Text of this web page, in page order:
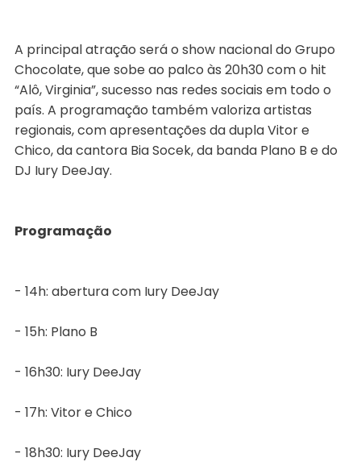
A principal atração será o show nacional do Grupo
Chocolate, que sobe ao palco às 20h30 com o hit
“Alô, Virginia”, sucesso nas redes sociais em todo o
país. A programação também valoriza artistas
regionais, com apresentações da dupla Vitor e
Chico, da cantora Bia Socek, da banda Plano B e do
DJ Iury DeeJay.
Programação
- 14h: abertura com Iury DeeJay
- 15h: Plano B
- 16h30: Iury DeeJay
- 17h: Vitor e Chico
- 18h30: Iury DeeJay